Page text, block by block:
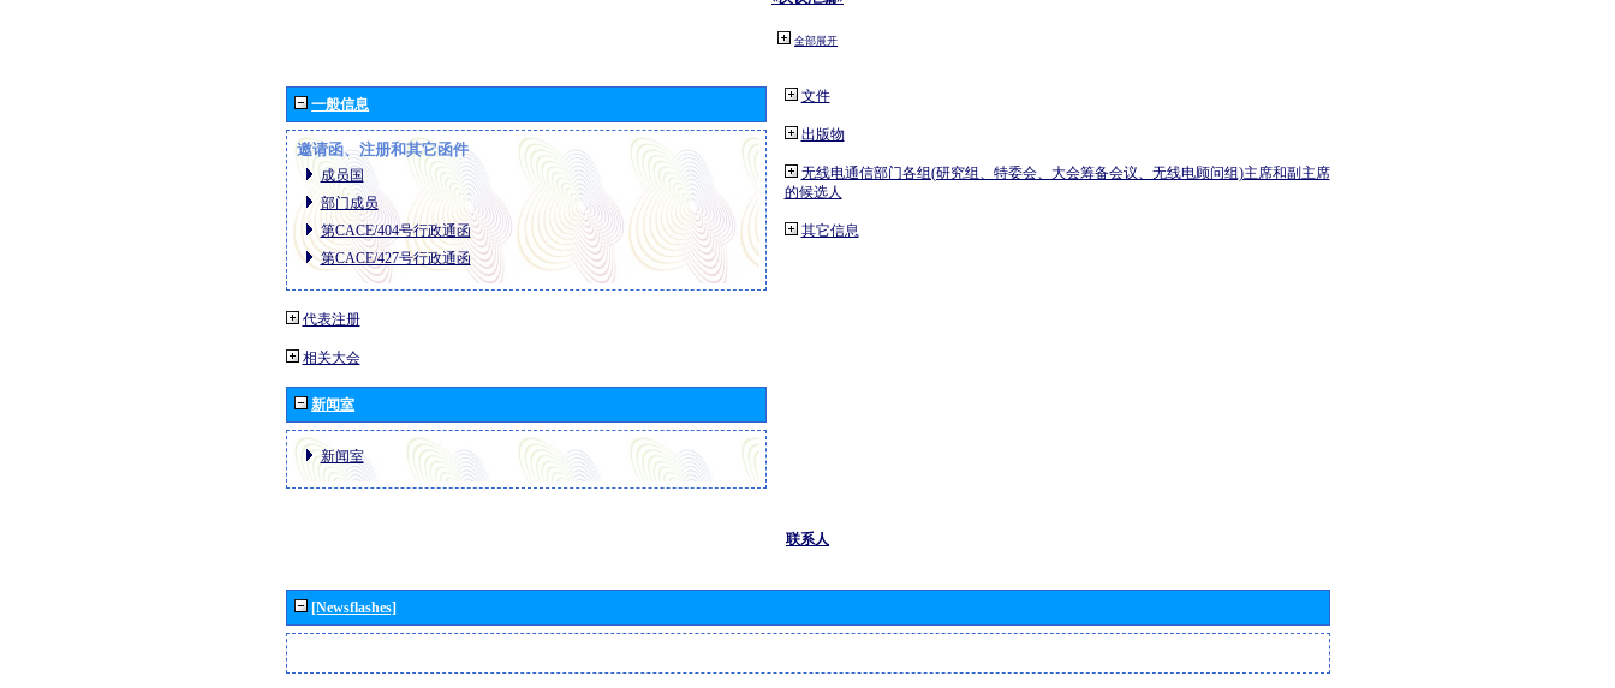
全部展开
一般信息
邀请函、注册和其它函件
成员国
部门成员
第CACE/404号行政通函
第CACE/427号行政通函
代表注册
相关大会
新闻室
新闻室
文件
出版物
无线电通信部门各组(研究组、特委会、大会筹备会议、无线电顾问组)主席和副主席
的候选人
其它信息
联系人
[Newsflashes]